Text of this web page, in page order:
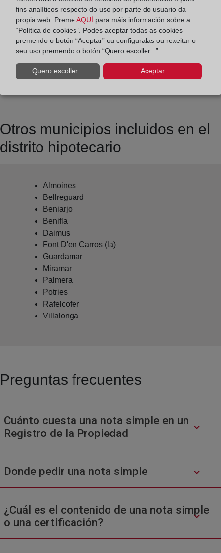
(96) 287 21 93
gandia2@registrodelapropiedad.org
Datos del Registrador:
Mercedes Vallet Ribera
Delegado de Protección de Datos:
Otros municipios incluidos en el
distrito hipotecario
Almoines
Bellreguard
Beniarjo
Benifla
Daimus
Font D'en Carros (la)
Guardamar
Miramar
Palmera
Potries
Rafelcofer
Villalonga
Preguntas frecuentes
Cuánto cuesta una nota simple en un
Registro de la Propiedad
Donde pedir una nota simple
¿Cuál es el contenido de una nota simple
o una certificación?
fins analíticos respecto do uso por parte do usuario da
propia web. Preme AQUÍ para máis información sobre a
“Política de cookies”. Podes aceptar todas as cookies
premendo o botón “Aceptar” ou configuralas ou rexeitar o
seu uso premendo o botón “Quero escoller...”.
Quero escoller... Aceptar